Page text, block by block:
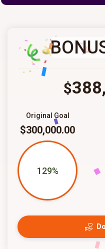
$
Original Goal
$300,000.00
129%